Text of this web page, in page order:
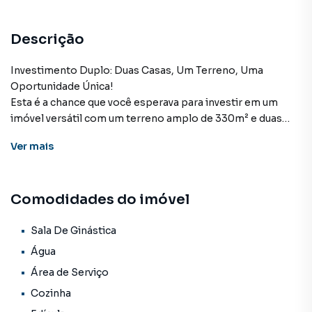
Descrição
Investimento Duplo: Duas Casas, Um Terreno, Uma
Oportunidade Única!
Esta é a chance que você esperava para investir em um
imóvel versátil com um terreno amplo de 330m² e duas
oferta única:
Sala Espaçosa: Um ambiente acolhedor e ideal para reunir
Cozinha Funcional: Uma cozinha prática e bem equipada
para suas deliciosas refeições.
família com conforto.
Varanda na Frente: Um espaço para relaxar e desfrutar da
Ver mais
Comodidades do imóvel
Sala De Ginástica
Água
Área de Serviço
Cozinha